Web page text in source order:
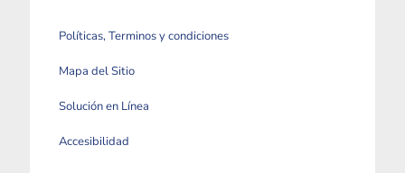
Políticas, Terminos y condiciones
Mapa del Sitio
Solución en Línea
Accesibilidad